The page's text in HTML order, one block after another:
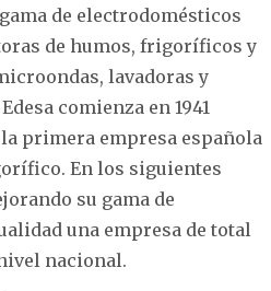
de electrodomésticos
de humos, frigoríficos y
lavadoras y
comienza en 1941
primera empresa española
En los siguientes
su gama de
una empresa de total
nacional.